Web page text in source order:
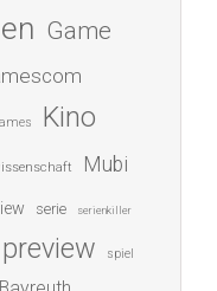
Game
Kino
Mubi
serie serienkiller
spiel